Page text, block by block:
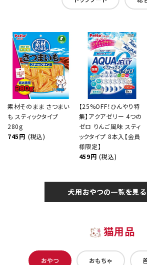
素材そのまま さつまい
も スティックタイプ
280g
745円 (税込)
【25%OFF！ひんやり特
集】アクアゼリー 4つの
ゼロ りんご風味 スティ
ックタイプ 8本入【会員
様限定】
459円 (税込)
犬用おやつの一覧を見る
猫用品
おやつ おもちゃ